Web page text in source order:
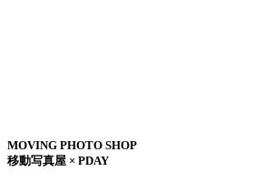
MOVING PHOTO SHOP
移動写真屋 × PDAY